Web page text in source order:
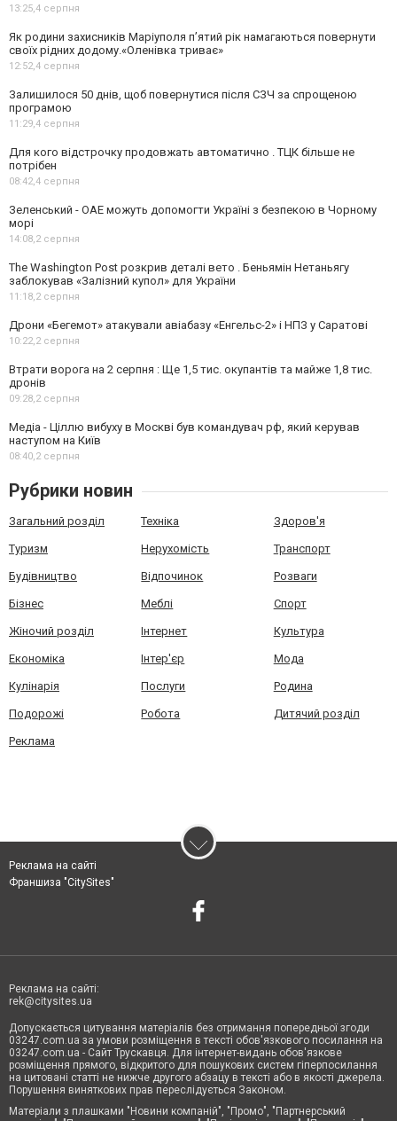
13:25,4 серпня
Як родини захисників Маріуполя пʼятий рік намагаються повернути
своїх рідних додому.«Оленівка триває»
12:52,4 серпня
Залишилося 50 днів, щоб повернутися після СЗЧ за спрощеною
програмою
11:29,4 серпня
Для кого відстрочку продовжать автоматично . ТЦК більше не
потрібен
08:42,4 серпня
Зеленський - ОАЕ можуть допомогти Україні з безпекою в Чорному
морі
14:08,2 серпня
The Washington Post розкрив деталі вето . Беньямін Нетаньягу
заблокував «Залізний купол» для України
11:18,2 серпня
Дрони «Бегемот» атакували авіабазу «Енгельс-2» і НПЗ у Саратові
10:22,2 серпня
Втрати ворога на 2 серпня : Ще 1,5 тис. окупантів та майже 1,8 тис.
дронів
09:28,2 серпня
Медіа - Ціллю вибуху в Москві був командувач рф, який керував
наступом на Київ
08:40,2 серпня
Рубрики новин
Загальний розділ Техніка Здоров'я
Туризм Нерухомість Транспорт
Будівництво Відпочинок Розваги
Бізнес Меблі Спорт
Жіночий розділ Інтернет Культура
Економіка Інтер'єр Мода
Кулінарія Послуги Родина
Подорожі Робота Дитячий розділ
Реклама
Реклама на сайті
Франшиза "CitySites"
Реклама на сайті:
rek@citysites.ua
Допускається цитування матеріалів без отримання попередньої згоди
03247.com.ua за умови розміщення в тексті обов'язкового посилання на
03247.com.ua - Сайт Трускавця. Для інтернет-видань обов'язкове
розміщення прямого, відкритого для пошукових систем гіперпосилання
на цитовані статті не нижче другого абзацу в тексті або в якості джерела.
Порушення виняткових прав переслідується Законом.
Матеріали з плашками "Новини компаній", "Промо", "Партнерський